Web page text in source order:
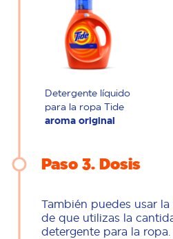
Detergente líquido
para la ropa Tide
aroma original
Paso 3 Dosis
También puedes usar
de que utilizas la
detergente para la